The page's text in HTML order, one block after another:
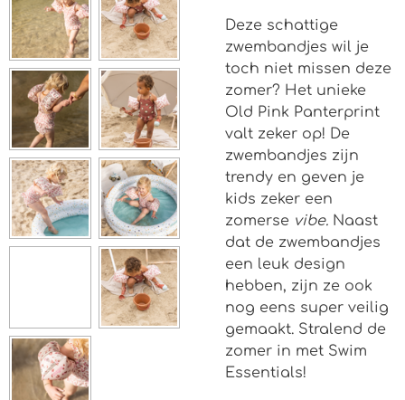
Deze schattige
zwembandjes wil je
toch niet missen deze
zomer? Het unieke
Old Pink Panterprint
valt zeker op! De
zwembandjes zijn
trendy en geven je
kids zeker een
zomerse vibe. Naast
dat de zwembandjes
een leuk design
hebben, zijn ze ook
nog eens super veilig
gemaakt. Stralend de
zomer in met Swim
Essentials!